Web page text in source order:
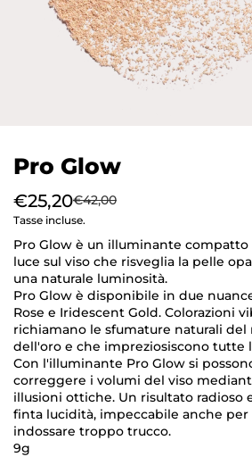
Pro Glow
€25,20€42,00
Tasse incluse.
Pro Glow è un illuminante
luce sul viso che risveglia la pelle
una naturale luminosità.
Pro Glow è disponibile in due
Rose e Iridescent Gold. Colorazioni
richiamano le sfumature naturali del
dell'oro e che impreziosiscono tutte
Con l'illuminante Pro Glow si
correggere i volumi del viso
illusioni ottiche. Un risultato radioso
finta lucidità, impeccabile anche per
indossare troppo trucco.
9g